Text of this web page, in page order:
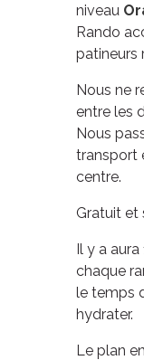
niveau
Rando
patineurs
Nous ne
entre les
Nous
transport
centre.
Gratuit et
Il y a
chaque
le temps
hydrater.
Le plan